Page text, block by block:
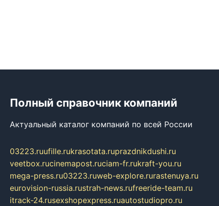
Полный справочник компаний
Актуальный каталог компаний по всей России
03223.ruufille.rukrasotata.ruprazdnikdushi.ru
veetbox.rucinemapost.ruciam-fr.rukraft-you.ru
mega-press.ru03223.ruweb-explore.rurastenuya.ru
eurovision-russia.rustrah-news.rufreeride-team.ru
itrack-24.rusexshopexpress.ruautostudiopro.ru